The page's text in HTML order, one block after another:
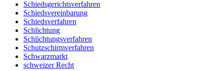
Schiedsgerichtsverfahren
Schiedsvereinbarung
Schiedsverfahren
Schlichtung
Schlichtungsverfahren
Schutzschirmverfahren
Schwarzmarkt
schweizer Recht